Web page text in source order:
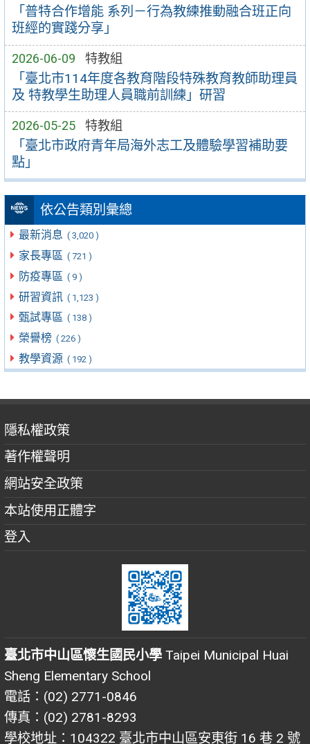
「普特合作增能 系列－行為教練推動融合班正向
班經的實踐分享」
2026-06-09 特教組
「臺北市114年度各教育階段特殊教育教師助理員
及 特教學生助理人員職前訓練」研習
2026-05-25 特教組
「臺北市政府青年局海外志工及體驗學習補助要
點」
依公告類別彙總
最新消息 ( 3,020 )
家長專區 ( 721 )
防疫專區 ( 9 )
研習資訊 ( 1,123 )
甄試專區 ( 138 )
榮譽榜 ( 226 )
教學資源 ( 192 )
隱私權政策
著作權聲明
網站安全政策
本站使用正體字
登入
臺北市中山區懷生國民小學 Taipei Municipal Huai
Sheng Elementary School
電話：(02) 2771-0846
傳真：(02) 2781-8293
學校地址：104322 臺北市中山區安東街 16 巷 2 號